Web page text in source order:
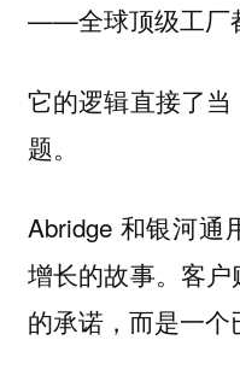
——全球顶级工厂
它的逻辑直接了
题。
Abridge 和银河通
增长的故事。客
的承诺，而是一个